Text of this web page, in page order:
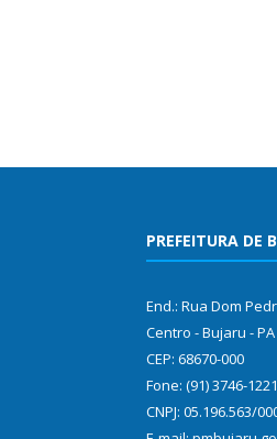
PREFEITURA DE
End.: Rua Dom
Centro - Bujaru - PA
CEP: 68670-000
Fone: (91) 3746-1221
CNPJ: 05.196.563/